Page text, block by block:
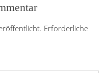
Erforderliche